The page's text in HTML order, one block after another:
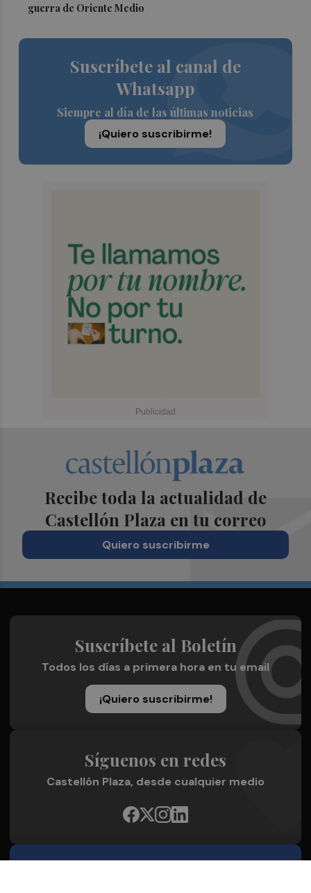
guerra de Oriente Medio
Suscríbete al canal de
Whatsapp
Siempre al día de las últimas noticias
¡Quiero suscribirme!
Recibe toda la actualidad de
Castellón Plaza en tu correo
Quiero suscribirme
Suscríbete al Boletín
Todos los días a primera hora en tu email
¡Quiero suscribirme!
Síguenos en redes
Castellón Plaza, desde cualquier medio